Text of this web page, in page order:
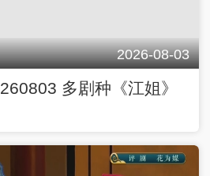
2026-08-03
多剧种《江姐》